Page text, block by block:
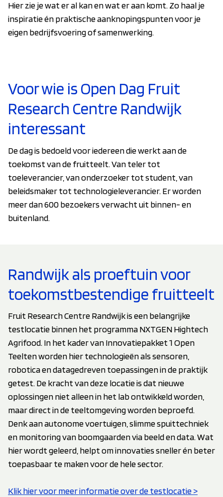
Hier zie je wat er al kan en wat er aan komt. Zo haal je
inspiratie én praktische aanknopingspunten voor je
eigen bedrijfsvoering of samenwerking.
Voor wie is Open Dag Fruit
Research Centre Randwijk
interessant
De dag is bedoeld voor iedereen die werkt aan de
toekomst van de fruitteelt. Van teler tot
toeleverancier, van onderzoeker tot student, van
beleidsmaker tot technologieleverancier. Er worden
meer dan 600 bezoekers verwacht uit binnen- en
buitenland.
Randwijk als proeftuin voor
toekomstbestendige fruitteelt
Fruit Research Centre Randwijk is een belangrijke
testlocatie binnen het programma NXTGEN Hightech
Agrifood. In het kader van Innovatiepakket 1 Open
Teelten worden hier technologieën als sensoren,
robotica en datagedreven toepassingen in de praktijk
getest. De kracht van deze locatie is dat nieuwe
oplossingen niet alleen in het lab ontwikkeld worden,
maar direct in de teeltomgeving worden beproefd.
Denk aan autonome voertuigen, slimme spuittechniek
en monitoring van boomgaarden via beeld en data. Wat
hier wordt geleerd, helpt om innovaties sneller én beter
toepasbaar te maken voor de hele sector.
Klik hier voor meer informatie over de testlocatie >